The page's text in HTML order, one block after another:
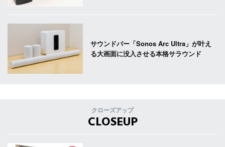
サウンドバー「Sonos Arc Ultra」が叶え
る大画面に没入させる本格サラウンド
クローズアップ
CLOSEUP